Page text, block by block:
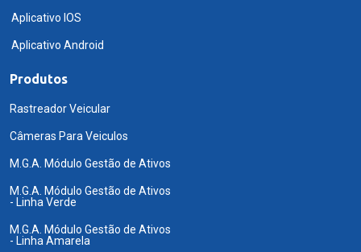
Aplicativo IOS
Aplicativo Android
Produtos
Rastreador Veicular
Câmeras Para Veiculos
M.G.A. Módulo Gestão de Ativos
M.G.A. Módulo Gestão de Ativos
- Linha Verde
M.G.A. Módulo Gestão de Ativos
- Linha Amarela